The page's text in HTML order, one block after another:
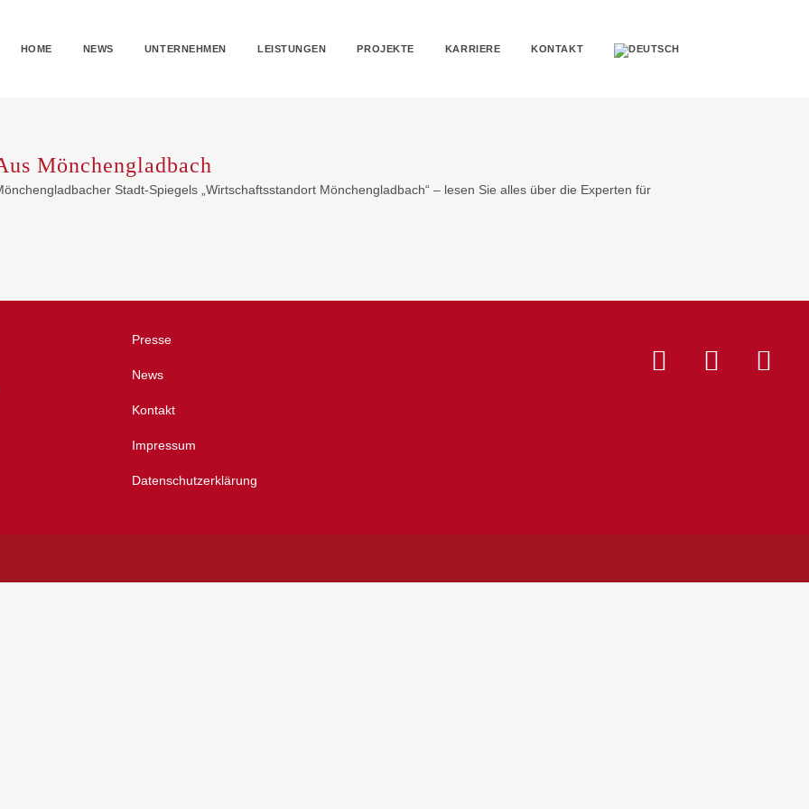
HOME NEWS UNTERNEHMEN LEISTUNGEN PROJEKTE KARRIERE KONTAKT
Mönchengladbach
Stadt-Spiegels „Wirtschaftsstandort Mönchengladbach“ – lesen Sie alles über die Experten für
Presse
News
Kontakt
Impressum
Datenschutzerklärung